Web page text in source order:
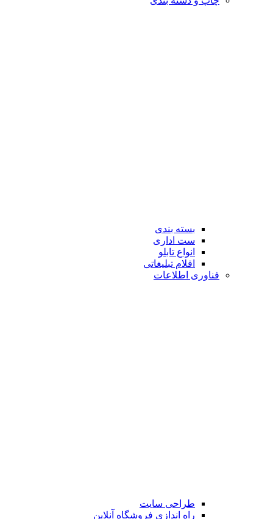
بسته بندی
ست اداری
انواع تابلو
اقلام تبلیغاتی
فناوری اطلاعات
طراحی سایت
راه اندازی فروشگاه آنلاین